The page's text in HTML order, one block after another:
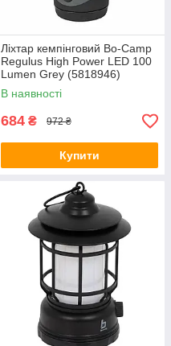
Ліхтар кемпінговий Bo-Camp
Regulus High Power LED 100
Lumen Grey (5818946)
Discounted
В наявності
684 ₴ 972 ₴
Купити